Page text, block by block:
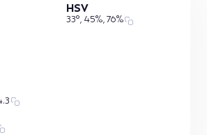
HSV
33°, 45%, 76%